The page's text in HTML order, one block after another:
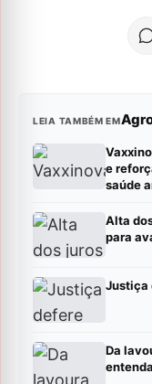
LEIA TAMBÉM EM
e
saúde
Alta
para
Justiça
Da